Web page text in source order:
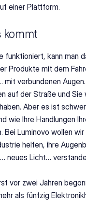
einer Plattform.
kommt
funktioniert, kann man
Produkte mit dem
mit verbundenen
auf der Straße und Sie
Aber es ist
wie Ihre Handlungen
Bei Luminovo wollen
helfen, ihre
neues Licht…
vor zwei Jahren
als fünfzig